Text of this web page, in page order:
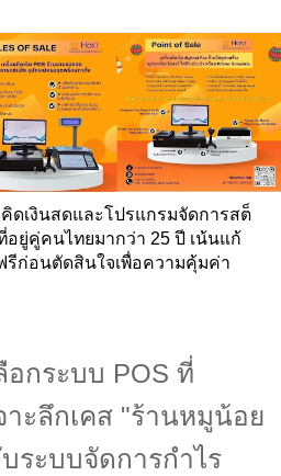
คิดเงินสดและโปรแกรมจัดการสต็
อยู่คู่คนไทยมากว่า 25 ปี เน้นแก้
ก่อนตัดสินใจเพื่อความคุ้มค่า
อกระบบ POS ที่
าะลึกเคส "ร้านหมูน้อย
ระบบจัดการกำไร